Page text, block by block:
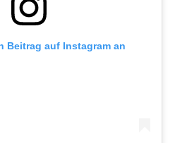
Beitrag auf Instagram an